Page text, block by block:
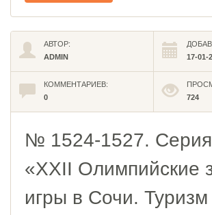
АВТОР:
ADMIN
17-01-
КОММЕНТАРИЕВ:
0
724
№ 1524-1527. Серия
«XXII Олимпийские
игры в Сочи.